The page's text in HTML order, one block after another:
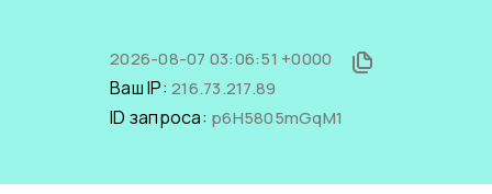
2026-08-07 03:06:51 +0000
Ваш IP: 216.73.217.89
ID запроса: p6H5805mGqM1